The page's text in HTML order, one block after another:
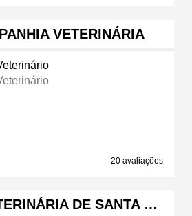
VETERINÁRIA
20 avaliações
DE SANTA …